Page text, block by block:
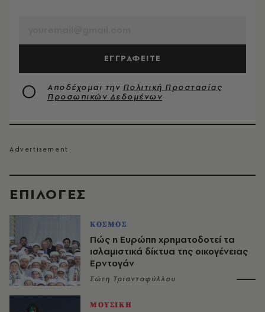
EΠΙΛΟΓΈΣ
ΚΟΣΜΟΣ
Πώς η Ευρώπη χρηματοδοτεί τα
ισλαμιστικά δίκτυα της οικογένειας
Ερντογάν
Σώτη Τριανταφύλλου
ΜΟΥΣΙΚΗ
ΕΓΓΡΑΦΕΙΤΕ
Αποδέχομαι την Πολιτική Προστασίας
Προσωπικών Δεδομένων